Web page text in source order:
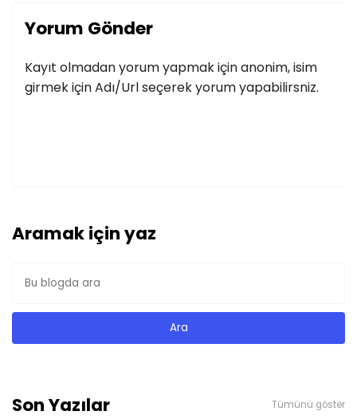
Yorum Gönder
Kayıt olmadan yorum yapmak için anonim, isim
girmek için Adı/Url seçerek yorum yapabilirsniz.
Aramak için yaz
Son Yazılar Tümünü göster